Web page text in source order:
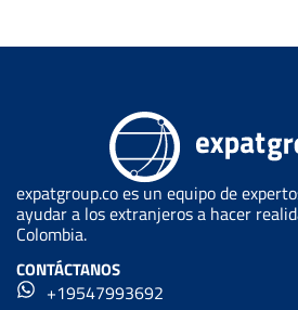
expatgroup.co es un equipo de
ayudar a los extranjeros a hacer
Colombia.
CONTÁCTANOS
+19547993692